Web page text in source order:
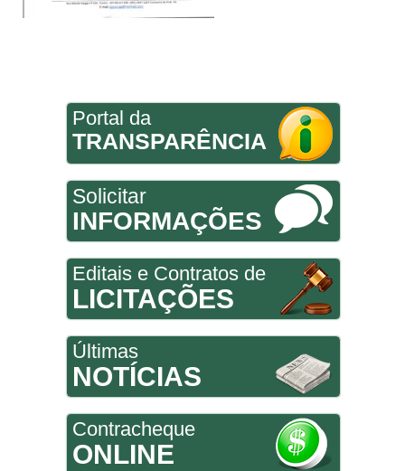
Portal da
TRANSPARÊNCIA
Solicitar
INFORMAÇÕES
Editais e Contratos de
LICITAÇÕES
Últimas
NOTÍCIAS
Contracheque
ONLINE